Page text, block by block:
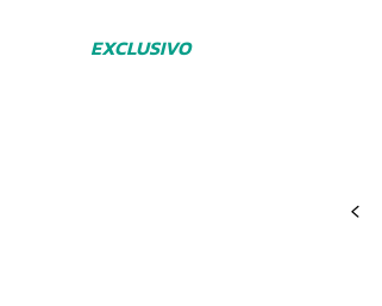
EXCLUSIVO